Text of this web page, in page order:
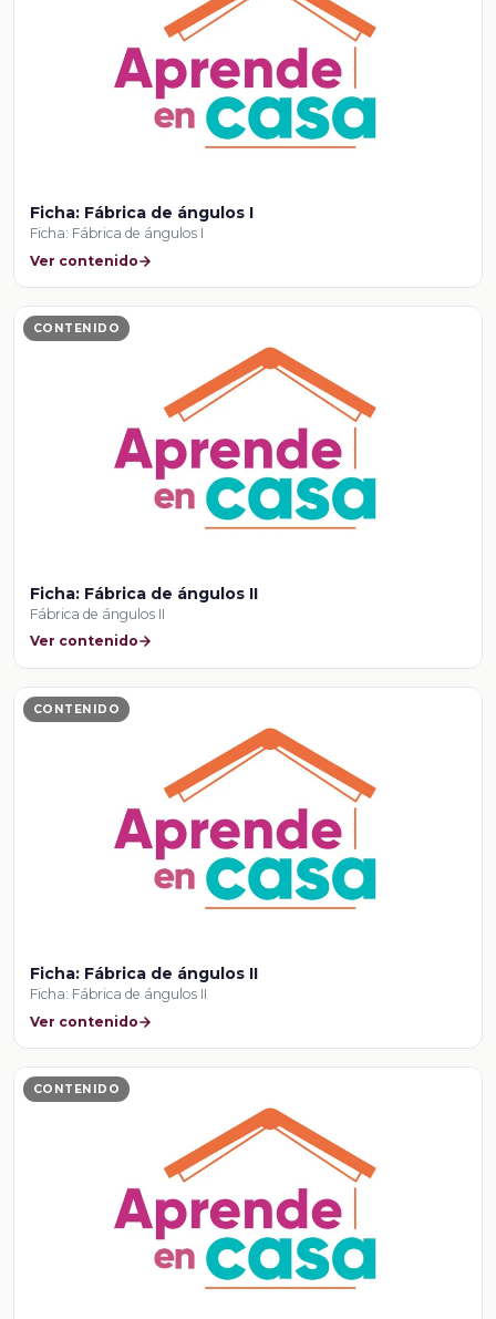
Ficha: Fábrica de ángulos I
Ficha: Fábrica de ángulos I
Ver contenido
CONTENIDO
Ficha: Fábrica de ángulos II
Fábrica de ángulos II
Ver contenido
CONTENIDO
Ficha: Fábrica de ángulos II
Ficha: Fábrica de ángulos II
Ver contenido
CONTENIDO